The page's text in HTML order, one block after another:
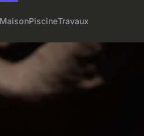
MaisonPiscineTravaux